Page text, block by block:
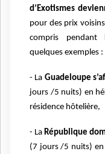
d’Exotismes
pour des prix
compris pendant
quelques exemples :
- La Guadeloupe
jours /5 nuits) en
résidence hôtelière,
- La République
(7 jours /5 nuits) en